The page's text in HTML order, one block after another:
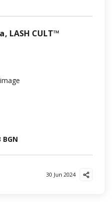
LASH CULT™
BGN
30 Jun 2024